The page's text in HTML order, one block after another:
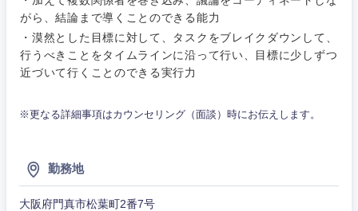
がら、結論まで導くことのできる能力
・漠然とした目標に対して、タスクをブレイクダウンして、
行うべきことをタイムラインに沿って行い、目標に少しずつ
近づいて行くことのできる実行力
※更なる詳細事項はカウンセリング（面談）時にお伝えします。
勤務地
大阪府門真市松葉町2番7号